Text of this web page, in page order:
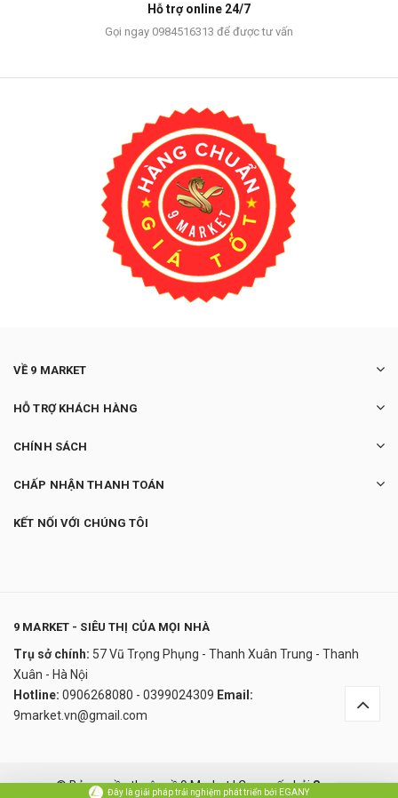
Hỗ trợ online 24/7
Gọi ngay 0984516313 để được tư vấn
VỀ 9 MARKET
HỖ TRỢ KHÁCH HÀNG
CHÍNH SÁCH
CHẤP NHẬN THANH TOÁN
KẾT NỐI VỚI CHÚNG TÔI
9 MARKET - SIÊU THỊ CỦA MỌI NHÀ
Trụ sở chính: 57 Vũ Trọng Phụng - Thanh Xuân Trung - Thanh
Xuân - Hà Nội
Hotline: 0906268080 - 0399024309 Email:
9market.vn@gmail.com
© Bản quyền thuộc về 9 Market|Cung cấp bởiSapo
Đây là giải pháp trải nghiệm phát triển bởi EGANY